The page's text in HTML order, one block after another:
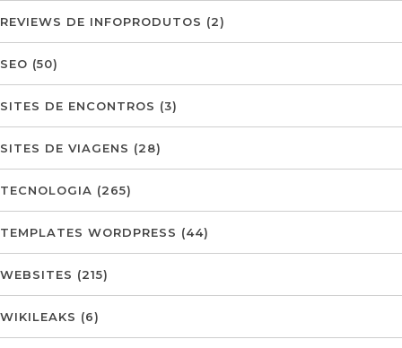
REVIEWS DE INFOPRODUTOS (2)
SEO (50)
SITES DE ENCONTROS (3)
SITES DE VIAGENS (28)
TECNOLOGIA (265)
TEMPLATES WORDPRESS (44)
WEBSITES (215)
WIKILEAKS (6)